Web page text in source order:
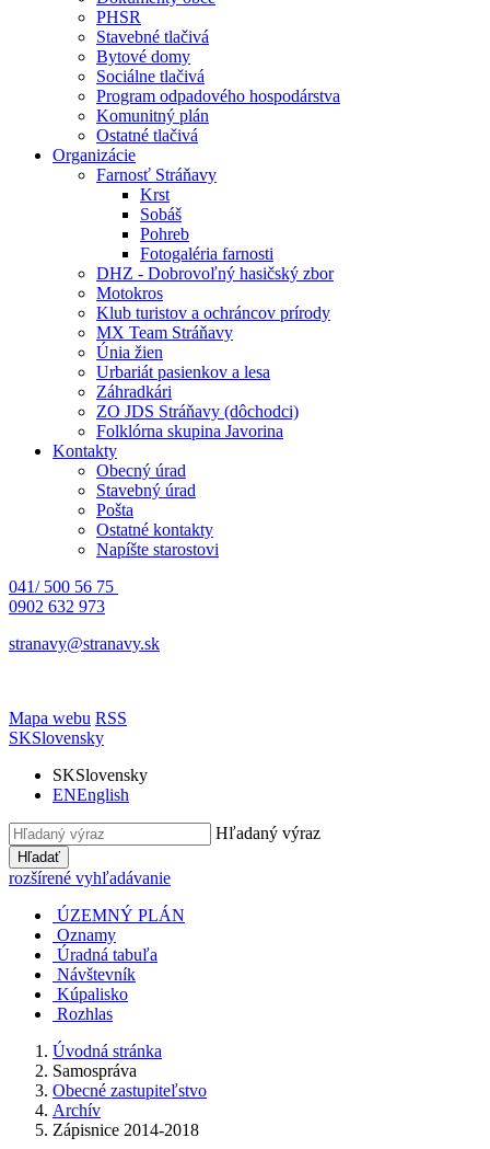
PHSR
Stavebné tlačivá
Bytové domy
Sociálne tlačivá
Program odpadového hospodárstva
Komunitný plán
Ostatné tlačivá
Organizácie
Farnosť Stráňavy
Krst
Sobáš
Pohreb
Fotogaléria farnosti
DHZ - Dobrovoľný hasičský zbor
Motokros
Klub turistov a ochráncov prírody
MX Team Stráňavy
Únia žien
Urbariát pasienkov a lesa
Záhradkári
ZO JDS Stráňavy (dôchodci)
Folklórna skupina Javorina
Kontakty
Obecný úrad
Stavebný úrad
Pošta
Ostatné kontakty
Napíšte starostovi
041/ 500 56 75
0902 632 973
stranavy@stranavy.sk
Mapa webu RSS
SKSlovensky
SKSlovensky
ENEnglish
Hľadaný výraz
Hľadať
rozšírené vyhľadávanie
ÚZEMNÝ PLÁN
Oznamy
Úradná tabuľa
Návštevník
Kúpalisko
Rozhlas
Úvodná stránka
Samospráva
Obecné zastupiteľstvo
Archív
Zápisnice 2014-2018